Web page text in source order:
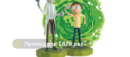
Проходили 1878 раз